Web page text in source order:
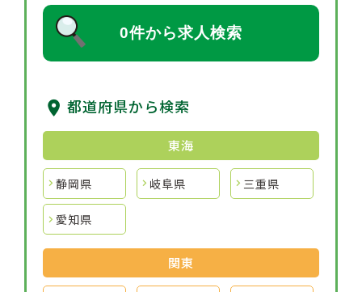
0件から求人検索
都道府県から検索
東海
静岡県 岐阜県 三重県
愛知県
関東